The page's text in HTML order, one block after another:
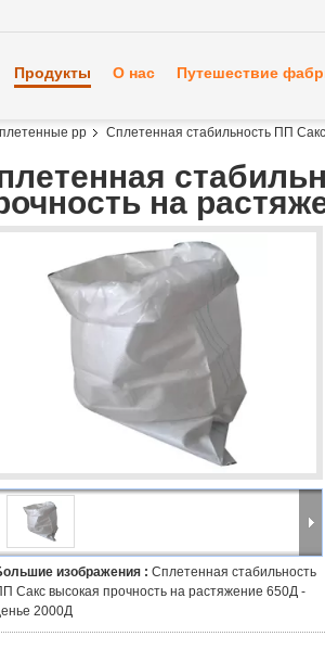
Продукты О нас Путешествие
pp Сплетенная стабильность ПП
на
изображения : Сплетенная стабильность
Сакс высокая прочность на растяжение 650Д -
2000Д